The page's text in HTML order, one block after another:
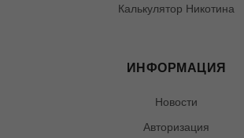
Калькулятор Никотина
ИНФОРМАЦИЯ
Новости
Авторизация